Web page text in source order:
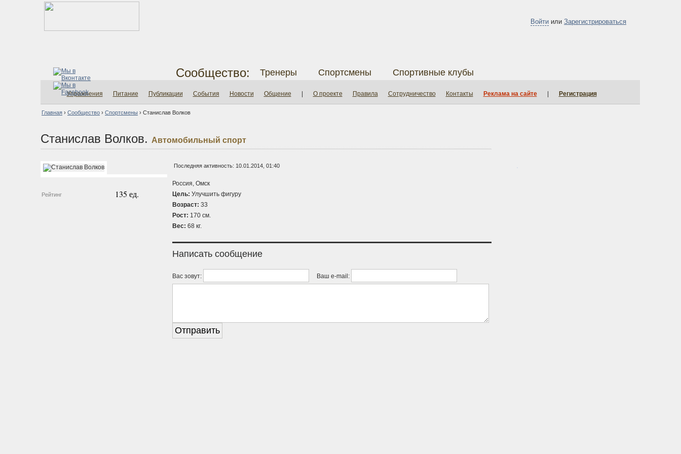
Войти или Зарегистрироваться
Сообщество: Тренеры Спортсмены Спортивные клубы
Упражнения Питание Публикации События Новости Общение О проекте Правила Сотрудничество Контакты Реклама на сайте Регистрация
Главная › Сообщество › Спортсмены › Станислав Волков
Станислав Волков. Автомобильный спорт
Рейтинг 135 ед.
Последняя активность: 10.01.2014, 01:40
Россия, Омск
Цель: Улучшить фигуру
Возраст: 33
Рост: 170 см.
Вес: 68 кг.
Написать сообщение
Вас зовут: Ваш e-mail: